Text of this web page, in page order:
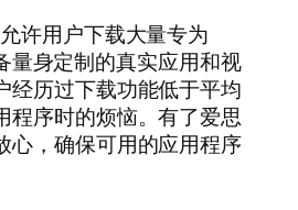
允许用户下载大量专为
量身定制的真实应用和视
经历过下载功能低于平均
程序时的烦恼。有了爱思
心，确保可用的应用程序